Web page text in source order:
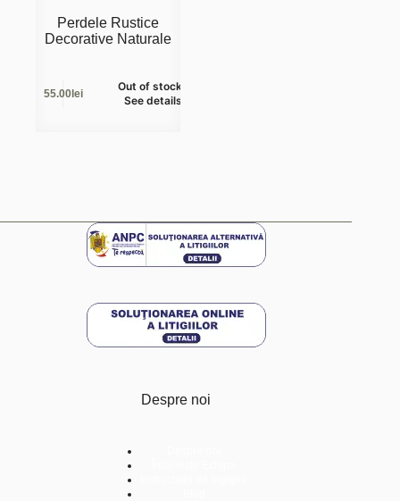
Perdele Rustice
Decorative Naturale
55.00lei
Out of stock /
See details
Despre noi